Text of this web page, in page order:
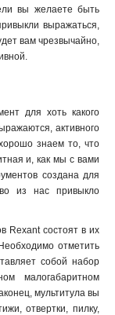
вы желаете быть
выражаться,
вам чрезвычайно,
для хоть какого
активного
знаем то, что
и, как мы с вами
создана для
из нас привыкло
Rexant состоят в их
отметить
собой набор
малогабаритном
мультитула вы
отвертки, пилку,